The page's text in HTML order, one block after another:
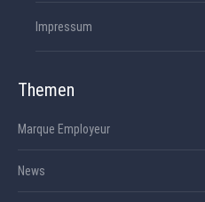
Impressum
Themen
Marque Employeur
News